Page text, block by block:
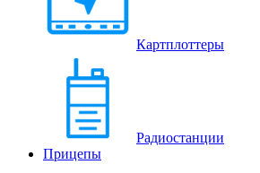
Картплоттеры
Радиостанции
Прицепы